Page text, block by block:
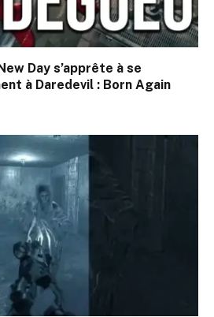
Day s’apprête à se
à Daredevil : Born Again